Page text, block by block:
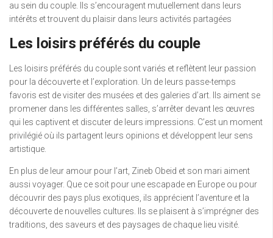
au sein du couple. Ils s’encouragent mutuellement dans leurs
intérêts et trouvent du plaisir dans leurs activités partagées
Les loisirs préférés du couple
Les loisirs préférés du couple sont variés et reflètent leur passion
pour la découverte et l’exploration. Un de leurs passe-temps
favoris est de visiter des musées et des galeries d’art. Ils aiment se
promener dans les différentes salles, s’arrêter devant les œuvres
qui les captivent et discuter de leurs impressions. C’est un moment
privilégié où ils partagent leurs opinions et développent leur sens
artistique.
En plus de leur amour pour l’art, Zineb Obeid et son mari aiment
aussi voyager. Que ce soit pour une escapade en Europe ou pour
découvrir des pays plus exotiques, ils apprécient l’aventure et la
découverte de nouvelles cultures. Ils se plaisent à s’imprégner des
traditions, des saveurs et des paysages de chaque lieu visité.